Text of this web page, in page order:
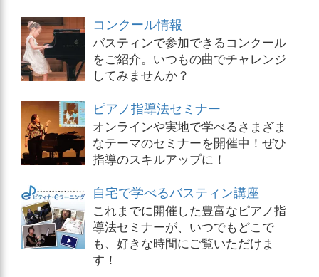
コンクール情報
バスティンで参加できるコンクール
をご紹介。いつもの曲でチャレンジ
してみませんか？
ピアノ指導法セミナー
オンラインや実地で学べるさまざま
なテーマのセミナーを開催中！ぜひ
指導のスキルアップに！
自宅で学べるバスティン講座
これまでに開催した豊富なピアノ指
導法セミナーが、いつでもどこで
も、好きな時間にご覧いただけま
す！